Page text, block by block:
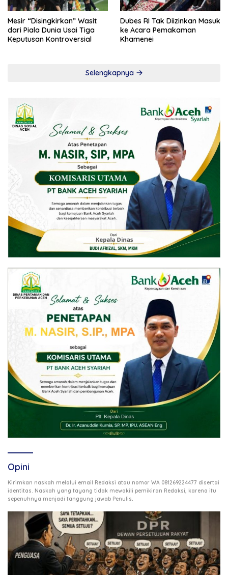
Mesir “Disingkirkan” Wasit
dari Piala Dunia Usai Tiga
Keputusan Kontroversial
Dubes RI Tak Diizinkan Masuk
ke Acara Pemakaman
Khamenei
Selengkapnya
Opini
Kirimkan naskah melalui email Redaksi atau nomor WA 081269224477 disertai
identitas. Naskah yang tayang tidak mewakili pemikiran Redaksi, karena itu
sepenuhnya menjadi tanggung jawab Penulis